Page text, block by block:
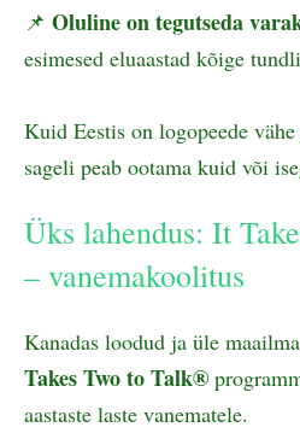
📌 Oluline on tegutseda
esimesed eluaastad kõige
Kuid Eestis on logopeede
sageli peab ootama kuid või
Üks lahendus: It
– vanemakoolitus
Kanadas loodud ja üle
Takes Two to Talk®
aastaste laste vanematele.